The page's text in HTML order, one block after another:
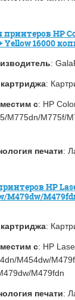
HP
Yellow 16000
:
:
с: HP
M775dn/M775f/
печати:
HP
M479dw/
:
с: HP
M454dw/
M479fdn
печати: